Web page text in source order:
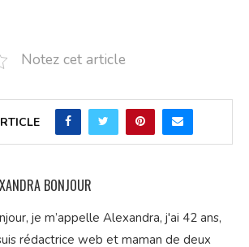
Notez cet article
BONJOUR
je m’appelle Alexandra, j'ai 42 ans,
rédactrice web et maman de deux